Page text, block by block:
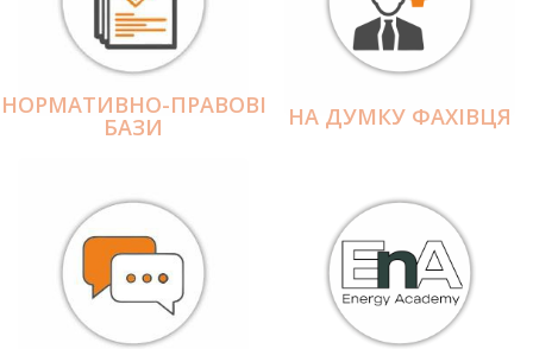
НОРМАТИВНО-ПРАВОВІ
БАЗИ НА ДУМКУ ФАХІВЦЯ